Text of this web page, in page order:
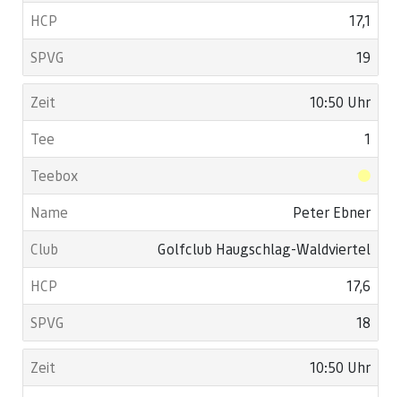
17,1
19
10:50 Uhr
1
Peter Ebner
Golfclub Haugschlag-Waldviertel
17,6
18
10:50 Uhr